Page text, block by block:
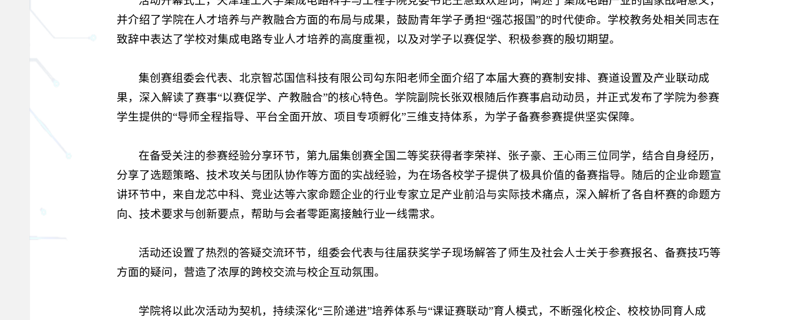
并介绍了学院在人才培养与产教融合方面的布局与成果，鼓励青年学子勇担“强芯报国”的时代使命。学校教务处相关同志在
致辞中表达了学校对集成电路专业人才培养的高度重视，以及对学子以赛促学、积极参赛的殷切期望。
集创赛组委会代表、北京智芯国信科技有限公司勾东阳老师全面介绍了本届大赛的赛制安排、赛道设置及产业联动成
果，深入解读了赛事“以赛促学、产教融合”的核心特色。学院副院长张双根随后作赛事启动动员，并正式发布了学院为参赛
学生提供的“导师全程指导、平台全面开放、项目专项孵化”三维支持体系，为学子备赛参赛提供坚实保障。
在备受关注的参赛经验分享环节，第九届集创赛全国二等奖获得者李荣祥、张子豪、王心雨三位同学，结合自身经历，
分享了选题策略、技术攻关与团队协作等方面的实战经验，为在场各校学子提供了极具价值的备赛指导。随后的企业命题宣
讲环节中，来自龙芯中科、竞业达等六家命题企业的行业专家立足产业前沿与实际技术痛点，深入解析了各自杯赛的命题方
向、技术要求与创新要点，帮助与会者零距离接触行业一线需求。
活动还设置了热烈的答疑交流环节，组委会代表与往届获奖学子现场解答了师生及社会人士关于参赛报名、备赛技巧等
方面的疑问，营造了浓厚的跨校交流与校企互动氛围。
学院将以此次活动为契机，持续深化“三阶递进”培养体系与“课证赛联动”育人模式，不断强化校企、校校协同育人成